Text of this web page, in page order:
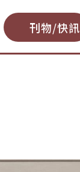
刊物/快訊